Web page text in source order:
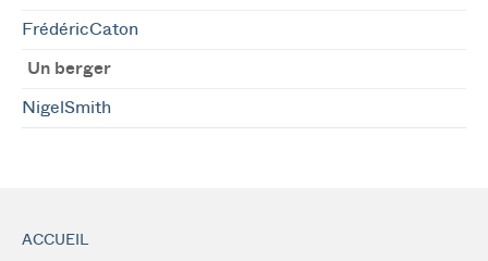
FrédéricCaton
Un berger
NigelSmith
ACCUEIL